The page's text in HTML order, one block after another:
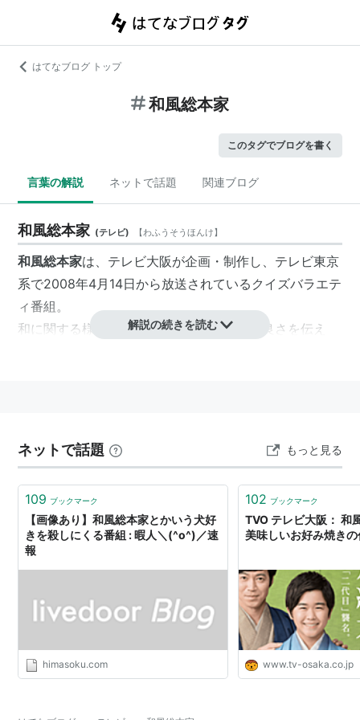
はてなブログ トップ
和風総本家
このタグでブログを書く
言葉の解説 ネットで話題 関連ブログ
和風総本家 (テレビ) 【わふうそうほんけ】
和風総本家は、テレビ大阪が企画・制作し、テレビ東京
系で2008年4月14日から放送されているクイズバラエテ
ィ番組。
和に関する様々な物事を取り上げ、日本の良さを伝え
ろうという番組。映像はひたすら上質に“美しさ”を追求
し、その中に遊び心をふんだんに盛り込んむ。
キャッチコピーは「日本っていいな。」
番組開始から2009年9月までは、毎週月曜20:00〜
20:54に放送。2009年10月以降は、木曜21:00〜21:54
に放送されている。
番組マスコットとして、0歳の豆柴「豆助」が毎回登場
する。
地井武男（2012年2月9日放送分まで）
解説の続きを読む
ネットで話題 もっと見る
109 ブックマーク
【画像あり】和風総本家とかいう犬好
きを殺しにくる番組 : 暇人＼(^o^)／速
報
himasoku.com
102 ブックマーク
TVO テレビ大阪： 和
美味しいお好み焼き
www.tv-osaka.co.jp